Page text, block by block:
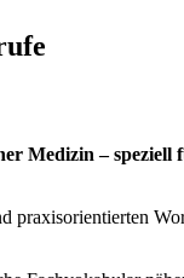
Medizin –
praxisorientierten